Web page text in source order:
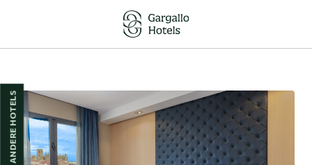
ANDERE HOTELS